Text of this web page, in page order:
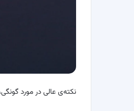
نکته‌ی عالی در مورد